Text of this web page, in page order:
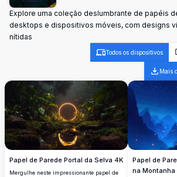
Explore uma coleção deslumbrante de papéis
desktops e dispositivos móveis, com designs
nítidas
Todos os dispositivos
Mais
Papel de Parede Portal da Selva 4K
Mergulhe neste impressionante papel de
Papel de
na Montanha